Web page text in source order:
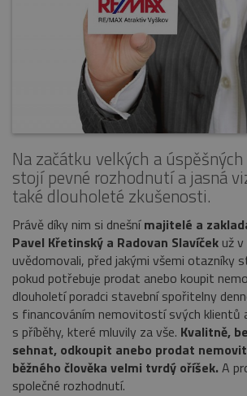
Na začátku velkých a
stojí pevné rozhodnutí a jasná
také dlouholeté zkušenosti.
Právě díky nim si dnešnímajitelé a
Pavel Křetinský a Radovan Slavíček už
uvědomovali, před jakými všemi otazníky
pokud potřebuje prodat anebo koupit
dlouholetí poradci stavební spořitelny
s financováním nemovitostí svých klientů
s příběhy, které mluvily za vše. Kvalitně,
sehnat, odkoupit anebo prodat
běžného člověka velmi tvrdý oříšek. A
společné rozhodnutí.